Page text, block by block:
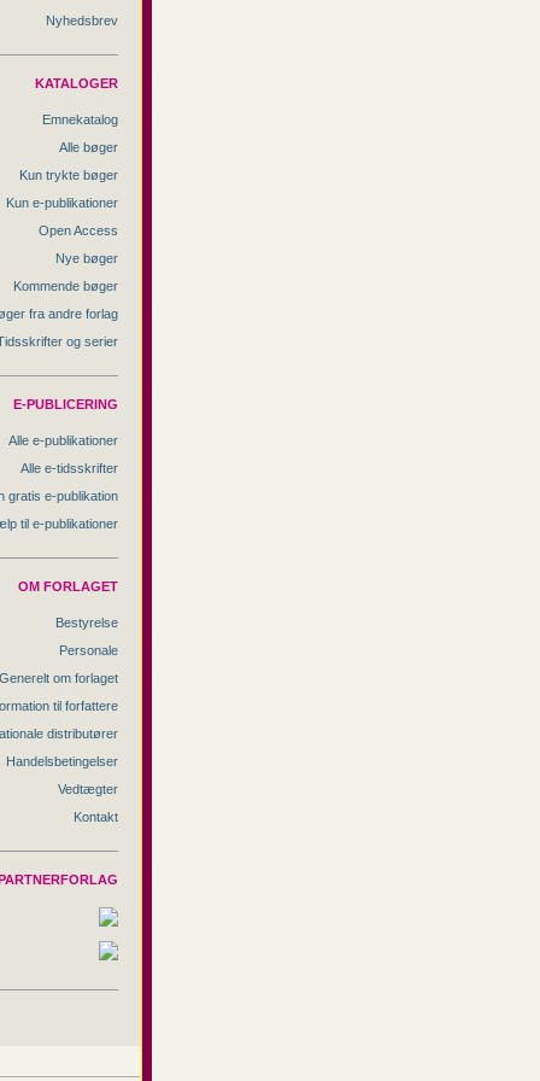
Nyhedsbrev
KATALOGER
Emnekatalog
Alle bøger
Kun trykte bøger
Kun e-publikationer
Open Access
Nye bøger
Kommende bøger
fra andre forlag
og serier
E-PUBLICERING
Alle e-publikationer
Alle e-tidsskrifter
gratis e-publikation
til e-publikationer
OM FORLAGET
Bestyrelse
Personale
Generelt om forlaget
til forfattere
distributører
Handelsbetingelser
Vedtægter
Kontakt